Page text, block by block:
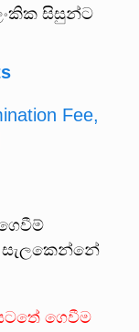
සිසුන්ට
Fee,
සැලකෙන්නේ
ගෙවීම